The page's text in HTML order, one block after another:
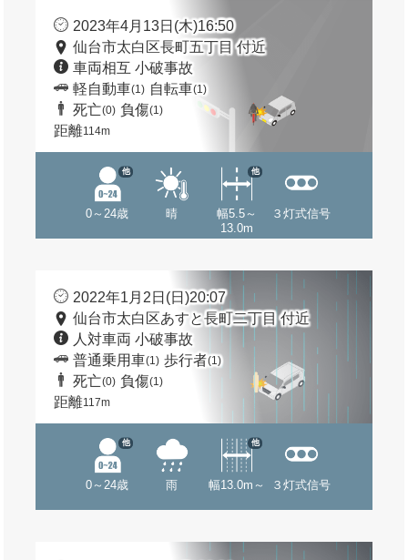
2023年4月13日(木)16:50
仙台市太白区長町五丁目 付近
車両相互 小破事故
軽自動車(1) 自転車(1)
死亡(0) 負傷(1)
距離114m
0～24歳
他
晴
幅5.5～
13.0m
他
３灯式信号
2022年1月2日(日)20:07
仙台市太白区あすと長町二丁目 付近
人対車両 小破事故
普通乗用車(1) 歩行者(1)
死亡(0) 負傷(1)
距離117m
0～24歳
他
雨 幅13.0m～
他
３灯式信号